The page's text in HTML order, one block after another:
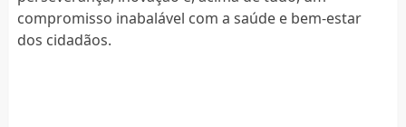
compromisso inabalável com a saúde e bem-estar
dos cidadãos.